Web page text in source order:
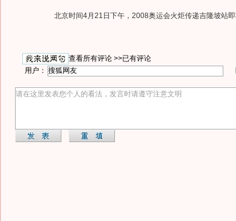
北京时间4月21日下午，2008奥运会火炬传递吉隆坡站即
查看所有评论 >>已有评论
用户：